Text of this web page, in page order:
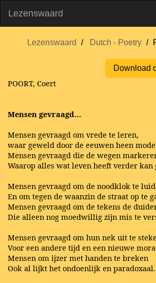
Lezenswaard
Lezenswaard Dutch - Poetry
Download
POORT, Coert
Mensen gevraagd…
Mensen gevraagd om vrede te leren,
waar geweld door de eeuwen heen
Mensen gevraagd die de wegen
Waarop alles wat leven heeft verder kan
Mensen gevraagd om de noodklok te
En om tegen de waanzin de straat op te
Mensen gevraagd om de tekens de
Die alleen nog moedwillig zijn mis te
Mensen gevraagd om hun nek uit te
Voor een andere tijd en een nieuwe
Mensen om ijzer met handen te breken
Ook al lijkt het ondoenlijk en paradoxaal.